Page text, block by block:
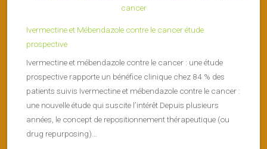
Ivermectine et Mébendazole contre le cancer étude
prospective
Ivermectine et mébendazole contre le cancer : une étude
prospective rapporte un bénéfice clinique chez 84 % des
patients suivis Ivermectine et mébendazole contre le cancer :
une nouvelle étude qui suscite l’intérêt Depuis plusieurs
années, le concept de repositionnement thérapeutique (ou
drug repurposing)...